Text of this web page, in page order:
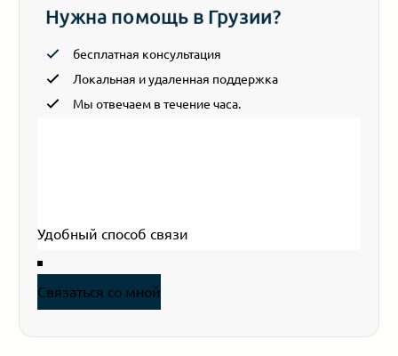
Нужна помощь в Грузии?
бесплатная консультация
Локальная и удаленная поддержка
Мы отвечаем в течение часа.
Ваш телефон
Связаться со мной